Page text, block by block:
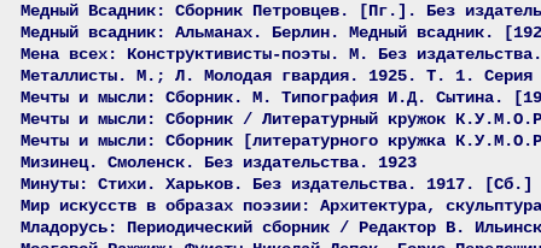
Медный Всадник: Сборник Петровцев. [Пг.]. Без
Медный всадник: Альманах. Берлин. Медный всадник.
Мена всех: Конструктивисты-поэты. М. Без
Металлисты. М.; Л. Молодая гвардия. 1925. Т. 1. Серия
Мечты и мысли: Сборник. М. Типография И.Д. Сытина.
Мечты и мысли: Сборник / Литературный кружок
Мечты и мысли: Сборник [литературного кружка
Мизинец. Смоленск. Без издательства. 1923
Минуты: Стихи. Харьков. Без издательства. 1917. [Сб.]
Мир искусств в образах поэзии: Архитектура,
Младорусь: Периодический сборник / Редактор В.